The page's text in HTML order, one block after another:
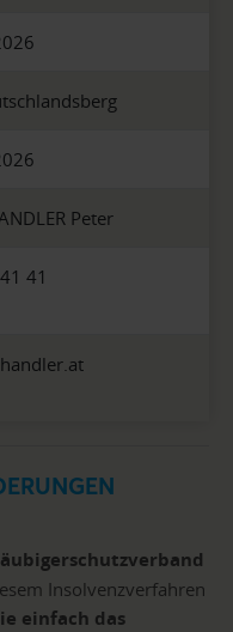
Peter
41
Insolvenzverfahren
einfach das